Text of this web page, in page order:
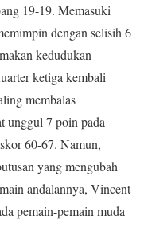
19-19. Memasuki
dengan selisih 6
kedudukan
ketiga kembali
membalas
unggul 7 poin pada
60-67. Namun,
yang mengubah
andalannya, Vincent
pemain-pemain muda